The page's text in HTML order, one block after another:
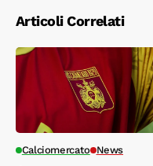
Articoli Correlati
Calciomercato News